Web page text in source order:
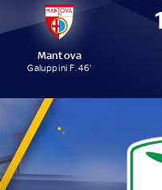
Mantova
Galuppini F. 46'